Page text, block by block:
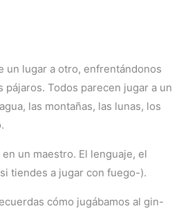
un lugar a otro, enfrentándonos
Todos parecen jugar a un
las montañas, las lunas, los
un maestro. El lenguaje, el
tiendes a jugar con fuego-).
cómo jugábamos al gin-